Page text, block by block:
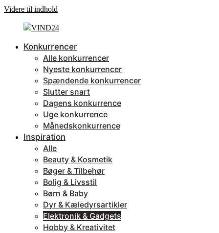
Videre til indhold
Konkurrencer
Alle konkurrencer
Nyeste konkurrencer
Spændende konkurrencer
Slutter snart
Dagens konkurrence
Uge konkurrence
Månedskonkurrence
Inspiration
Alle
Beauty & Kosmetik
Bøger & Tilbehør
Bolig & Livsstil
Børn & Baby
Dyr & Kæledyrsartikler
Elektronik & Gadgets
Hobby & Kreativitet